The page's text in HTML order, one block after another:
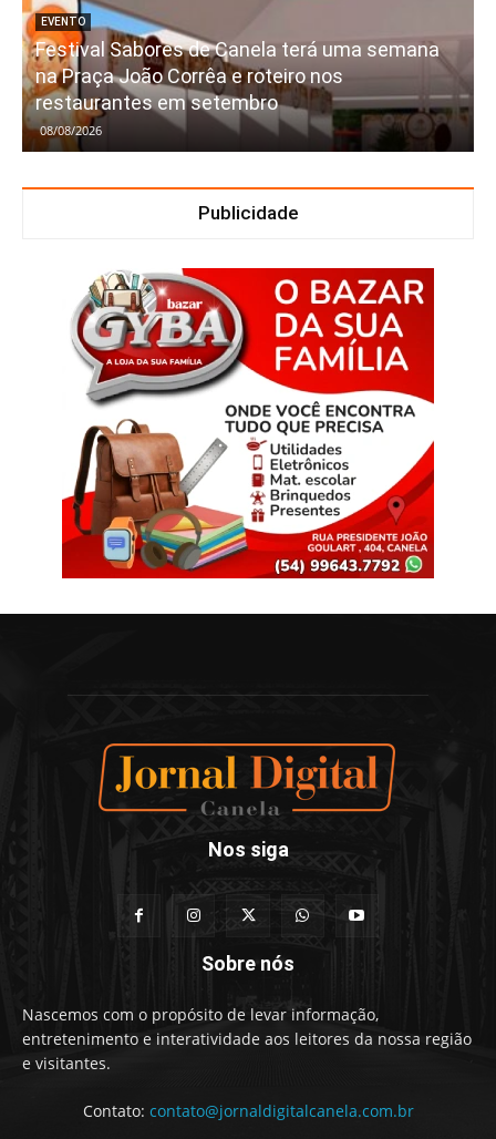
EVENTO
Festival Sabores de Canela terá uma semana
na Praça João Corrêa e roteiro nos
restaurantes em setembro
08/08/2026
Publicidade
Nos siga
Sobre nós
Nascemos com o propósito de levar informação,
entretenimento e interatividade aos leitores da nossa região
e visitantes.
Contato: contato@jornaldigitalcanela.com.br